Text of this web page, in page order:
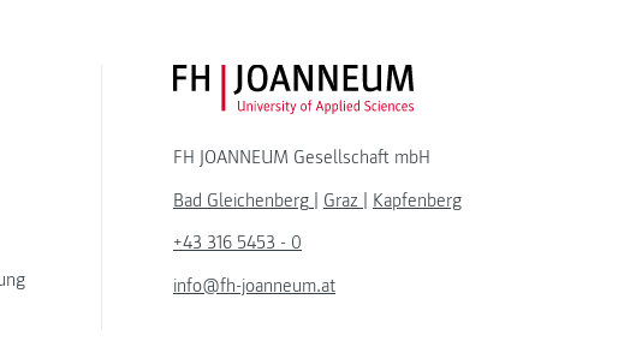
FH JOANNEUM Logo
FH JOANNEUM Gesellschaft mbH
Bad Gleichenberg | Graz | Kapfenberg
+43 316 5453 - 0
info@fh-joanneum.at